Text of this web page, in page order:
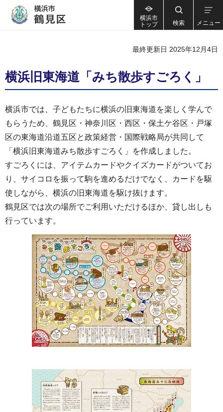
横浜市
トップ
検索 メニュー
最終更新日 2025年12月4日
横浜旧東海道「みち散歩すごろく」
横浜市では、子どもたちに横浜の旧東海道を楽しく学んで
もらうため、鶴見区・神奈川区・西区・保土ケ谷区・戸塚
区の東海道沿道五区と政策経営・国際戦略局が共同して
「横浜旧東海道みち散歩すごろく」を作成しました。
すごろくには、アイテムカードやクイズカードがついてお
り、サイコロを振って駒を進めるだけでなく、カードを駆
使しながら、横浜の旧東海道を駆け抜けます。
鶴見区では次の場所でご利用いただけるほか、貸し出しも
行っています。